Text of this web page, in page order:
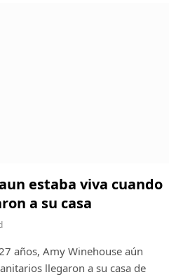
estaba viva cuando
a su casa
años, Amy Winehouse aún
llegaron a su casa de